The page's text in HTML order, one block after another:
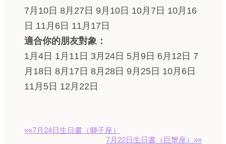
7月10日 8月27日 9月10日 10月7日 10月16
日 11月6日 11月17日
適合你的朋友對象：
1月4日 1月11日 3月24日 5月9日 6月12日 7
月18日 8月17日 8月28日 9月25日 10月6日
11月5日 12月22日
««7月24日生日書（獅子座）
7月22日生日書（巨蟹座）»»